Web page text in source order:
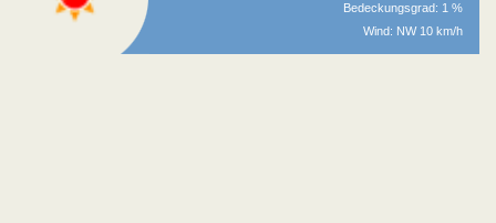
Bedeckungsgrad: 1 %
Wind: NW 10 km/h